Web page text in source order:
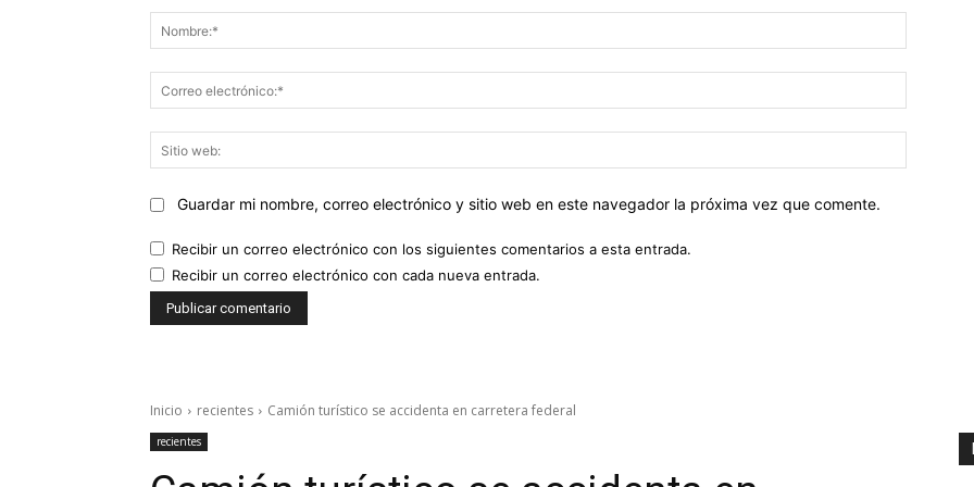
web:
Guardar mi nombre, correo electrónico y sitio web en este navegador la próxima vez que comente.
Recibir un correo electrónico con los siguientes comentarios a esta entrada.
Recibir un correo electrónico con cada nueva entrada.